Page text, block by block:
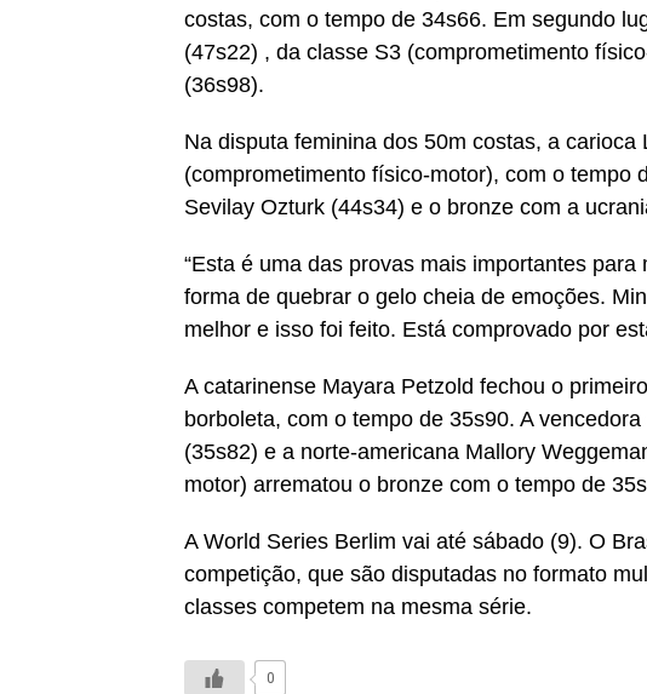
costas, com o tempo de 34s66. Em segundo
(47s22) , da classe S3 (comprometimento
(36s98).
Na disputa feminina dos 50m costas, a
(comprometimento físico-motor), com o tempo
Sevilay Ozturk (44s34) e o bronze com a
“Esta é uma das provas mais importantes
forma de quebrar o gelo cheia de emoções.
melhor e isso foi feito. Está comprovado por
A catarinense Mayara Petzold fechou o
borboleta, com o tempo de 35s90. A
(35s82) e a norte-americana Mallory
motor) arrematou o bronze com o tempo de
A World Series Berlim vai até sábado (9). O
competição, que são disputadas no formato
classes competem na mesma série.
0